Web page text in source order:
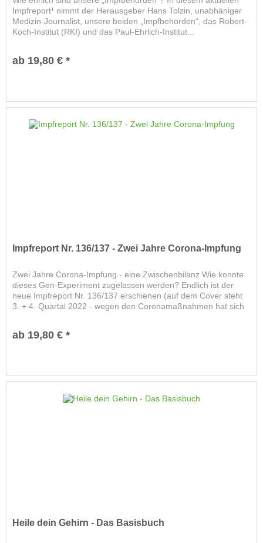
Impfreport¹ nimmt der Herausgeber Hans Tolzin, unabhäniger
Medizin-Journalist, unsere beiden „Impfbehörden“, das Robert-
Koch-Institut (RKI) und das Paul-Ehrlich-Institut...
ab 19,80 € *
Impfreport Nr. 136/137 - Zwei Jahre Corona-Impfung
Zwei Jahre Corona-Impfung - eine Zwischenbilanz Wie konnte
dieses Gen-Experiment zugelassen werden? Endlich ist der
neue Impfreport Nr. 136/137 erschienen (auf dem Cover steht
3. + 4. Quartal 2022 - wegen den Coronamaßnahmen hat sich
ab 19,80 € *
Heile dein Gehirn - Das Basisbuch